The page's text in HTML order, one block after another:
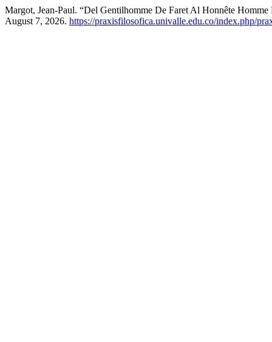
Margot, Jean-Paul. “Del Gentilhomme De Faret Al Honnête Homme
August 7, 2026. https://praxisfilosofica.univalle.edu.co/index.php/